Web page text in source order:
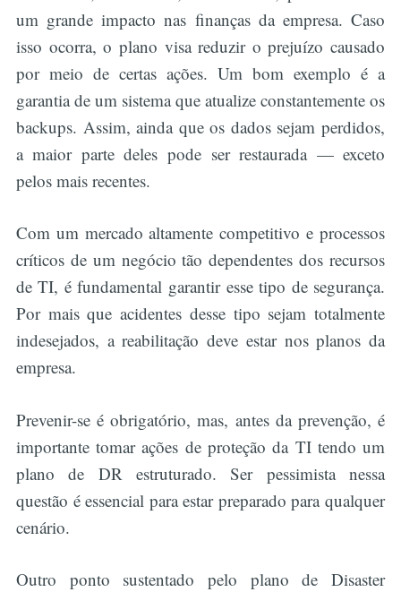
um grande impacto nas finanças da empresa. Caso
isso ocorra, o plano visa reduzir o prejuízo causado
por meio de certas ações. Um bom exemplo é a
garantia de um sistema que atualize constantemente os
backups. Assim, ainda que os dados sejam perdidos,
a maior parte deles pode ser restaurada — exceto
pelos mais recentes.
Com um mercado altamente competitivo e processos
críticos de um negócio tão dependentes dos recursos
de TI, é fundamental garantir esse tipo de segurança.
Por mais que acidentes desse tipo sejam totalmente
indesejados, a reabilitação deve estar nos planos da
empresa.
Prevenir-se é obrigatório, mas, antes da prevenção, é
importante tomar ações de proteção da TI tendo um
plano de DR estruturado. Ser pessimista nessa
questão é essencial para estar preparado para qualquer
cenário.
Outro ponto sustentado pelo plano de Disaster